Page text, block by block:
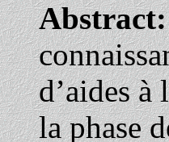
Abstract:
d’aides à
la phase